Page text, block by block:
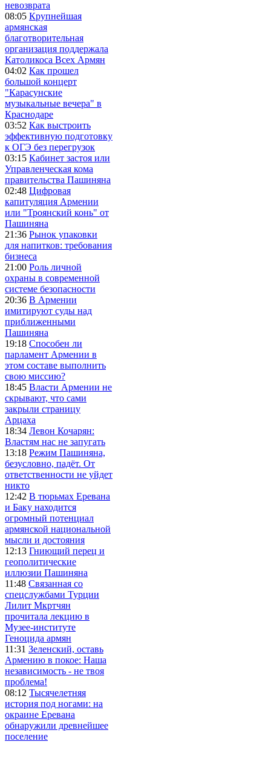
невозврата
08:05 Крупнейшая
армянская
благотворительная
организация поддержала
Католикоса Всех Армян
04:02 Как прошел
большой концерт
"Карасунские
музыкальные вечера" в
Краснодаре
03:52 Как выстроить
эффективную подготовку
к ОГЭ без перегрузок
03:15 Кабинет застоя или
Управленческая кома
правительства Пашиняна
02:48 Цифровая
капитуляция Армении
или "Троянский конь" от
Пашиняна
21:36 Рынок упаковки
для напитков: требования
бизнеса
21:00 Роль личной
охраны в современной
системе безопасности
20:36 В Армении
имитируют суды над
приближенными
Пашиняна
19:18 Способен ли
парламент Армении в
этом составе выполнить
свою миссию?
18:45 Власти Армении не
скрывают, что сами
закрыли страницу
Арцаха
18:34 Левон Кочарян:
Властям нас не запугать
13:18 Режим Пашиняна,
безусловно, падёт. От
ответственности не уйдет
никто
12:42 В тюрьмах Еревана
и Баку находится
огромный потенциал
армянской национальной
мысли и достояния
12:13 Гниющий перец и
геополитические
иллюзии Пашиняна
11:48 Связанная со
спецслужбами Турции
Лилит Мкртчян
прочитала лекцию в
Музее-институте
Геноцида армян
11:31 Зеленский, оставь
Армению в покое: Наша
независимость - не твоя
проблема!
08:12 Тысячелетняя
история под ногами: на
окраине Еревана
обнаружили древнейшее
поселение